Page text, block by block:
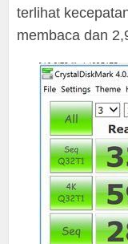
terlihat
membaca dan